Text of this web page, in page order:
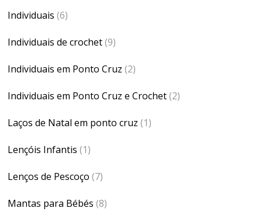
Individuais (6)
Individuais de crochet(9)
Individuais em Ponto Cruz (2)
Individuais em Ponto Cruz e Crochet(2)
Laços de Natal em ponto cruz (1)
Lençóis Infantis (1)
Lenços de Pescoço (7)
Mantas para Bébés (8)